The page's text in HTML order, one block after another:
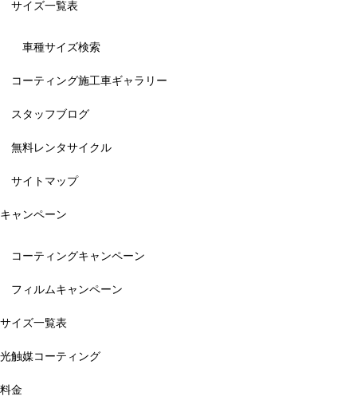
サイズ一覧表
車種サイズ検索
コーティング施工車ギャラリー
スタッフブログ
無料レンタサイクル
サイトマップ
キャンペーン
コーティングキャンペーン
フィルムキャンペーン
サイズ一覧表
光触媒コーティング
料金